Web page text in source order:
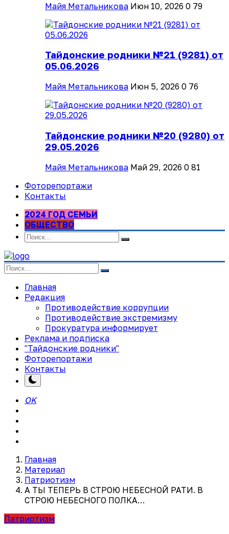
Майя Метальникова Июн 10, 2026 0 79
Тайдонские родники №21 (9281) от
05.06.2026
Майя Метальникова Июн 5, 2026 0 76
Тайдонские родники №20 (9280) от
29.05.2026
Майя Метальникова Май 29, 2026 0 81
Фоторепортажи
Контакты
2024 ГОД СЕМЬИ
ОБЩЕСТВО
Главная
Редакция
Противодействие коррупции
Противодействие экстремизму
Прокуратура информирует
Реклама и подписка
"Тайдонские родники"
Фоторепортажи
Контакты
OK
Главная
Материал
Патриотизм
А ТЫ ТЕПЕРЬ В СТРОЮ НЕБЕСНОЙ РАТИ. В
СТРОЮ НЕБЕСНОГО ПОЛКА…
Патриотизм